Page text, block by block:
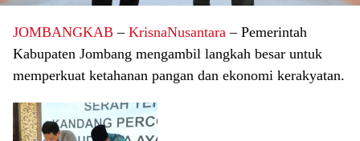
JOMBANGKAB –KrisnaNusantara – Pemerintah
Kabupaten Jombang mengambil langkah besar untuk
memperkuat ketahanan pangan dan ekonomi kerakyatan.